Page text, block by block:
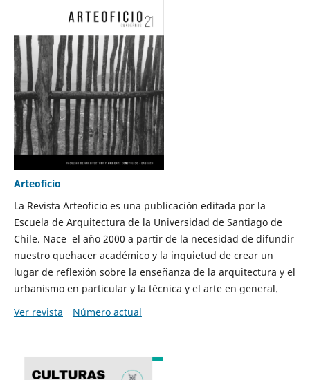
Arteoficio
La Revista Arteoficio es una publicación editada por la
Escuela de Arquitectura de la Universidad de Santiago de
Chile. Nace el año 2000 a partir de la necesidad de difundir
nuestro quehacer académico y la inquietud de crear un
lugar de reflexión sobre la enseñanza de la arquitectura y el
urbanismo en particular y la técnica y el arte en general.
Ver revista
Número actual